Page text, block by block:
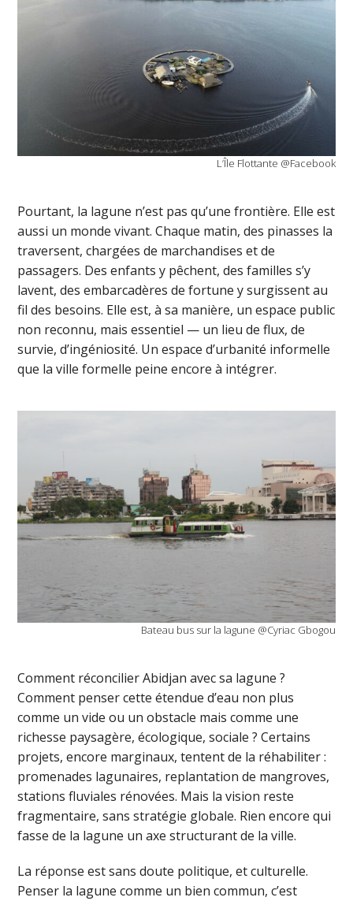
L’Île Flottante @Facebook
Pourtant, la lagune n’est pas qu’une frontière. Elle est
aussi un monde vivant. Chaque matin, des pinasses la
traversent, chargées de marchandises et de
passagers. Des enfants y pêchent, des familles s’y
lavent, des embarcadères de fortune y surgissent au
fil des besoins. Elle est, à sa manière, un espace public
non reconnu, mais essentiel — un lieu de flux, de
survie, d’ingéniosité. Un espace d’urbanité informelle
que la ville formelle peine encore à intégrer.
Bateau bus sur la lagune @Cyriac Gbogou
Comment réconcilier Abidjan avec sa lagune ?
Comment penser cette étendue d’eau non plus
comme un vide ou un obstacle mais comme une
richesse paysagère, écologique, sociale ? Certains
projets, encore marginaux, tentent de la réhabiliter :
promenades lagunaires, replantation de mangroves,
stations fluviales rénovées. Mais la vision reste
fragmentaire, sans stratégie globale. Rien encore qui
fasse de la lagune un axe structurant de la ville.
La réponse est sans doute politique, et culturelle.
Penser la lagune comme un bien commun, c’est